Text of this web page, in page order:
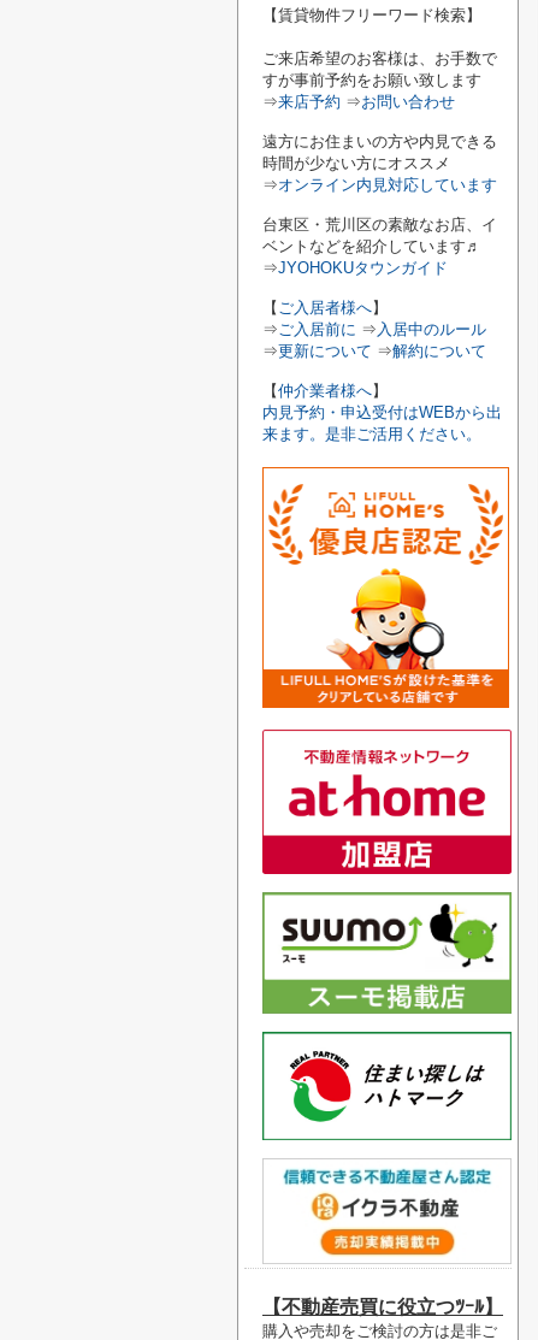
【賃貸物件フリーワード検索】
ご来店希望のお客様は、お手数で
すが事前予約をお願い致します
⇒来店予約 ⇒お問い合わせ
遠方にお住まいの方や内見できる
時間が少ない方にオススメ
⇒オンライン内見対応しています
台東区・荒川区の素敵なお店、イ
ベントなどを紹介しています♬
⇒JYOHOKUタウンガイド
【 ご入居者様へ】
⇒ご入居前に ⇒ 入居中のルール
⇒更新について ⇒解約について
【仲介業者様へ】
内見予約・申込受付はWEBから出
来ます。是非ご活用ください。
【不動産売買に役立つﾂｰﾙ】
購入や売却をご検討の方は是非ご